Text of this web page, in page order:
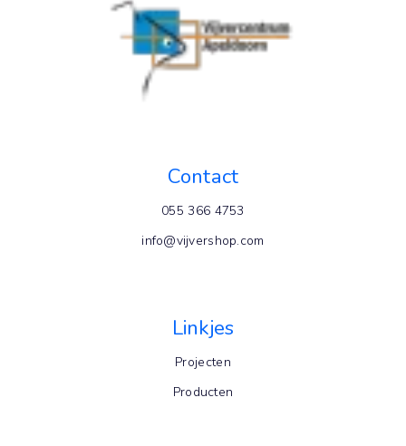
Contact
055 366 4753
info@vijvershop.com
Linkjes
Projecten
Producten